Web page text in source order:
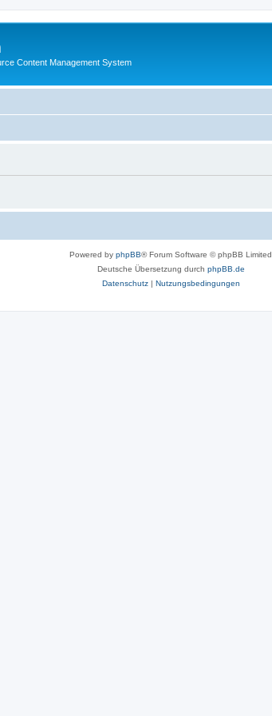
Content Management System
Powered by phpBB® Forum Software © phpBB Limited
Deutsche Übersetzung durch phpBB.de
Datenschutz| Nutzungsbedingungen